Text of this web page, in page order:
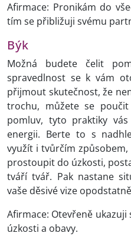
Afirmace: Pronikám do
tím se přibližuji svému
Býk
Možná budete čelit
spravedlnost se k vám
přijmout skutečnost, že
trochu, můžete se
pomluv, tyto praktiky
energii. Berte to s
využít i tvůrčím
prostoupit do úzkosti,
tváří tvář. Pak nastane
vaše děsivé vize
Afirmace: Otevřeně
úzkosti a obavy.